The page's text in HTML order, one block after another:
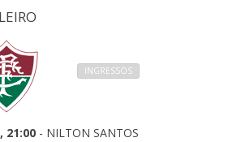
INGRESSOS
21:00 - NILTON SANTOS